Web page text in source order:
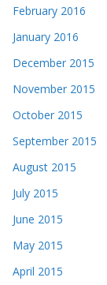
February 2016
January 2016
December 2015
November 2015
October 2015
September 2015
August 2015
July 2015
June 2015
May 2015
April 2015